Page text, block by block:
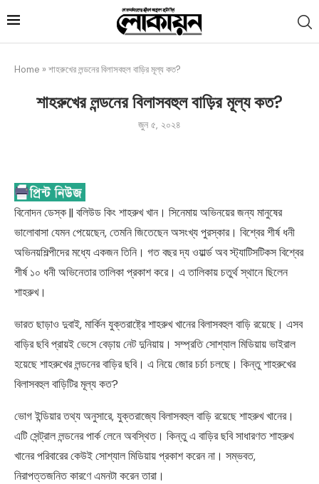
Home » শাহরুখের লন্ডনের বিলাসবহুল বাড়ির মূল্য কত?
শাহরুখের লন্ডনের বিলাসবহুল বাড়ির মূল্য কত?
জুন ৫, ২০২৪
বিনোদন ডেস্ক || বলিউড কিং শাহরুখ খান। সিনেমায় অভিনয়ের জন্য মানুষের
ভালোবাসা যেমন পেয়েছেন, তেমনি জিতেছেন অসংখ্য পুরস্কার। বিশ্বের শীর্ষ ধনী
অভিনয়শিল্পীদের মধ্যে একজন তিনি। গত বছর দ্য ওয়ার্ল্ড অব স্ট্যাটিসটিকস বিশ্বের
শীর্ষ ১০ ধনী অভিনেতার তালিকা প্রকাশ করে। এ তালিকায় চতুর্থ স্থানে ছিলেন
শাহরুখ।
ভারত ছাড়াও দুবাই, মার্কিন যুক্তরাষ্ট্রে শাহরুখ খানের বিলাসবহুল বাড়ি রয়েছে। এসব
বাড়ির ছবি প্রায়ই ভেসে বেড়ায় নেট দুনিয়ায়। সম্প্রতি সোশ্যাল মিডিয়ায় ভাইরাল
হয়েছে শাহরুখের লন্ডনের বাড়ির ছবি। এ নিয়ে জোর চর্চা চলছে। কিন্তু শাহরুখের
বিলাসবহুল বাড়িটির মূল্য কত?
ভোগ ইন্ডিয়ার তথ্য অনুসারে, যুক্তরাজ্যে বিলাসবহুল বাড়ি রয়েছে শাহরুখ খানের।
এটি সেন্ট্রাল লন্ডনের পার্ক লেনে অবস্থিত। কিন্তু এ বাড়ির ছবি সাধারণত শাহরুখ
খানের পরিবারের কেউই সোশ্যাল মিডিয়ায় প্রকাশ করেন না। সম্ভবত,
নিরাপত্তজনিত কারণে এমনটা করেন তারা।